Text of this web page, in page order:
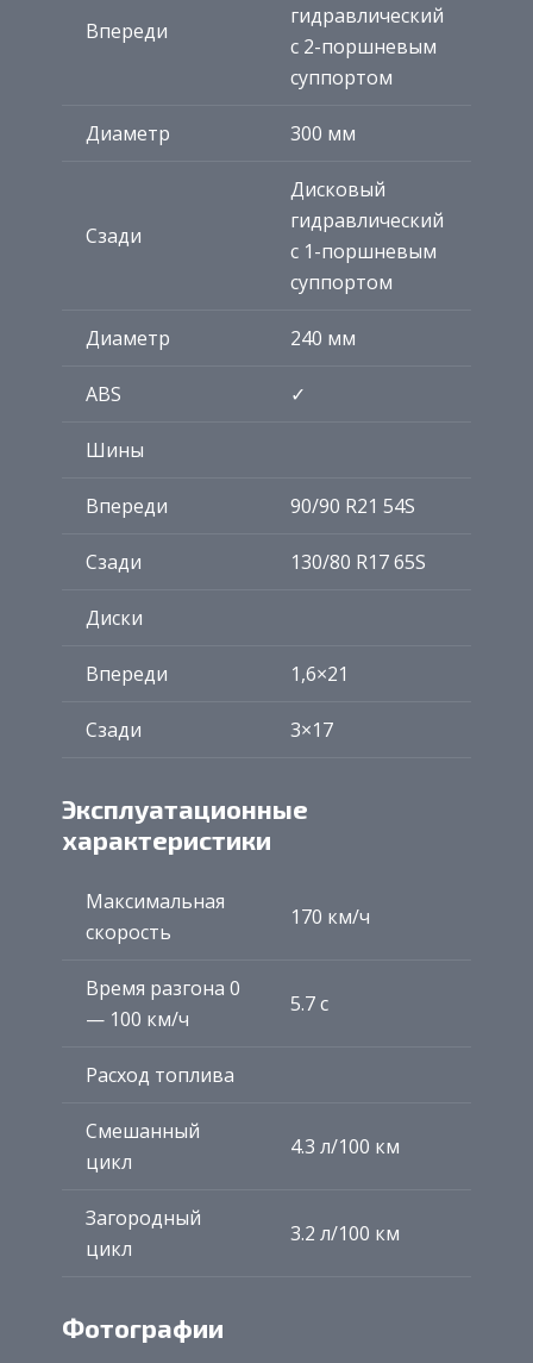
Впереди
гидравлический
с 2-поршневым
суппортом
Диаметр 300 мм
Сзади
Дисковый
гидравлический
с 1-поршневым
суппортом
Диаметр 240 мм
ABS ✓
Шины
Впереди 90/90 R21 54S
Сзади 130/80 R17 65S
Диски
Впереди 1,6×21
Сзади 3×17
Эксплуатационные
характеристики
Максимальная
скорость
170 км/ч
Время разгона 0
— 100 км/ч
5.7 с
Расход топлива
Смешанный
цикл
4.3 л/100 км
Загородный
цикл
3.2 л/100 км
Фотографии